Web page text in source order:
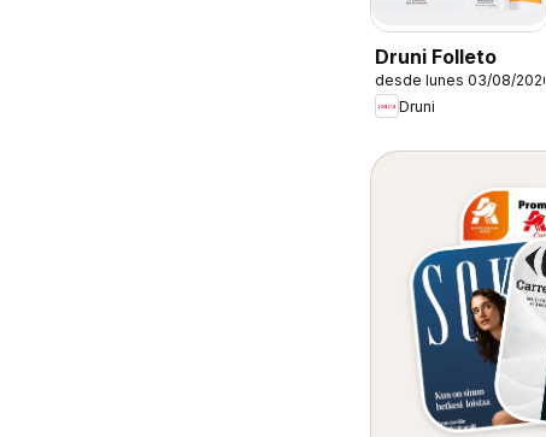
Druni Folleto
desde lunes 03/08/2026
Druni